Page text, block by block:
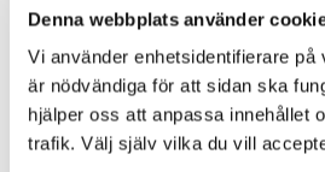
Denna webbplats använder
Vi använder enhetsidentifierare på
är nödvändiga för att sidan ska
hjälper oss att anpassa innehållet
trafik. Välj själv vilka du vill